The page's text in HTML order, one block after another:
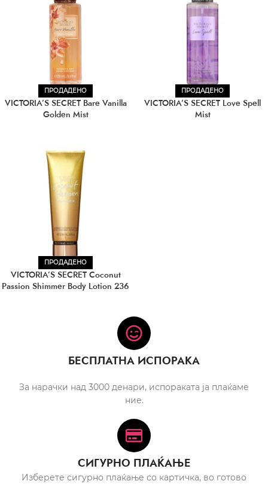
ПРОДАДЕНО
VICTORIA’S SECRET Bare Vanilla
Golden Mist
ПРОДАДЕНО
VICTORIA’S SECRET Love Spell
Mist
ПРОДАДЕНО
VICTORIA’S SECRET Coconut
Passion Shimmer Body Lotion 236
БЕСПЛАТНА ИСПОРАКА
За нарачки над 3000 денари, испораката ја плаќаме
ние.
СИГУРНО ПЛАЌАЊЕ
Изберете сигурно плаќање со картичка, во готово